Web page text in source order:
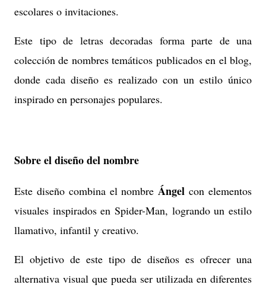
escolares o invitaciones.
Este tipo de letras decoradas forma parte de una
colección de nombres temáticos publicados en el blog,
donde cada diseño es realizado con un estilo único
inspirado en personajes populares.
Sobre el diseño del nombre
Este diseño combina el nombreÁngel con elementos
visuales inspirados en Spider-Man, logrando un estilo
llamativo, infantil y creativo.
El objetivo de este tipo de diseños es ofrecer una
alternativa visual que pueda ser utilizada en diferentes